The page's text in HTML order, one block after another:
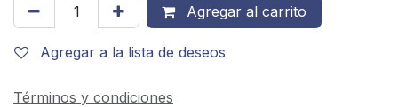
Agregar al carrito
Agregar a la lista de deseos
Términos y condiciones